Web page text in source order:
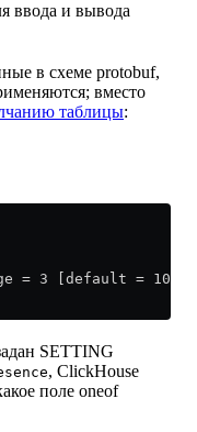
ввода и вывода
в схеме protobuf,
вместо
таблицы:
= 3 [default = 10];
SETTING
, ClickHouse
поле oneof